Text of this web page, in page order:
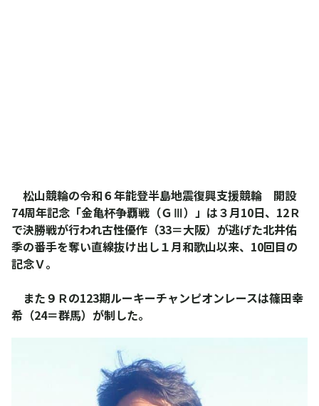
松山競輪の令和６年能登半島地震復興支援競輪 開設
74周年記念「金亀杯争覇戦（ＧⅢ）」は３月10日、12Ｒ
で決勝戦が行われ古性優作（33＝大阪）が逃げた北井佑
季の番手を奪い直線抜け出し１月和歌山以来、10回目の
記念Ｖ。
また９Ｒの123期ルーキーチャンピオンレースは篠田幸
希（24＝群馬）が制した。